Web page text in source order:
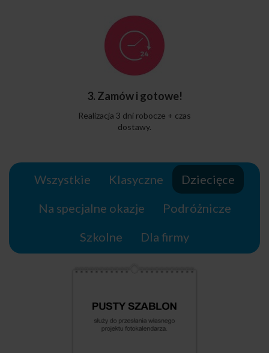
3. Zamów i gotowe!
Realizacja 3 dni robocze + czas
dostawy.
Wszystkie Klasyczne
Dziecięce
Na specjalne okazje
Podróżnicze
Szkolne
Dla firmy